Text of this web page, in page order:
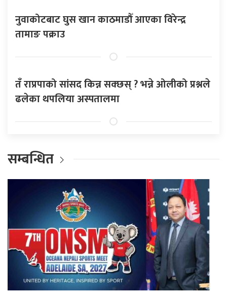
नुवाकोटबाट घुस खान काठमाडौँ आएका विरेन्द्र
तामाङ पक्राउ
तँ राप्रपाको सांसद किन्न सक्छस् ? भन्ने ओलीको प्रश्नले
ढलेका थपलिया अस्पतालमा
सम्बन्धित